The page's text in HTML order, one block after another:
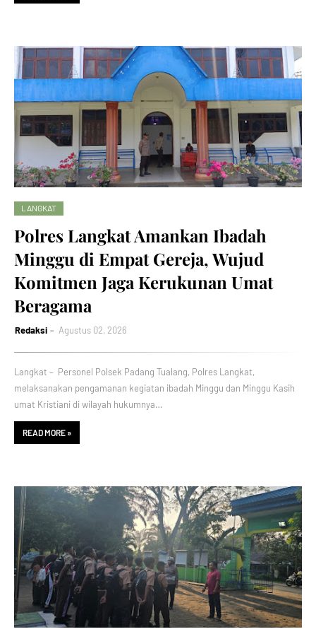
LANGKAT
Polres Langkat Amankan Ibadah
Minggu di Empat Gereja, Wujud
Komitmen Jaga Kerukunan Umat
Beragama
Redaksi Agustus 02, 2026
Langkat – Personel Polsek Padang Tualang, Polres Langkat,
melaksanakan pengamanan kegiatan ibadah Minggu dan Minggu Kasih
umat Kristiani di wilayah hukumnya…
READ MORE »